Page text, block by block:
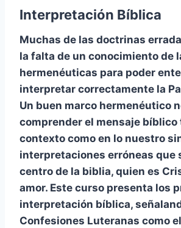
Interpretación Bíblica
Muchas de las doctrinas
la falta de un conocimiento de
hermenéuticas para poder
interpretar correctamente la
Un buen marco hermenéutico
comprender el mensaje bíblico
contexto como en lo nuestro
interpretaciones erróneas que
centro de la biblia, quien es
amor. Este curso presenta los
interpretación bíblica,
Confesiones Luteranas como